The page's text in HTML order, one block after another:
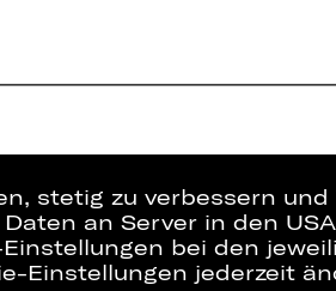
stetig zu verbessern und
an Server in den
bei den
Einstellungen jederzeit